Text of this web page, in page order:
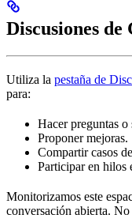
Discusiones
Utiliza la pestaña de
para:
Hacer preguntas
Proponer mejoras.
Compartir casos
Participar en hilos
Monitorizamos este
conversación abierta.